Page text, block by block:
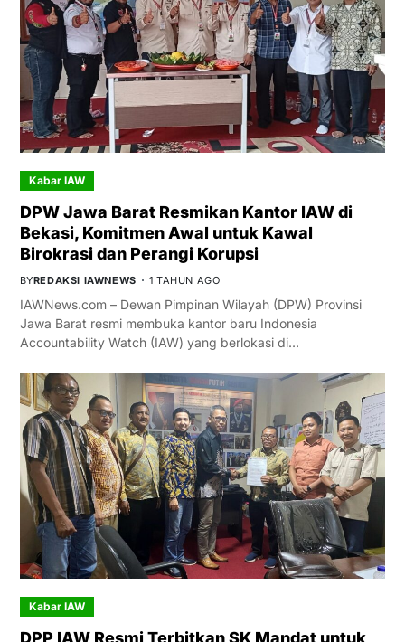
Kabar IAW
DPW Jawa Barat Resmikan Kantor IAW di
Bekasi, Komitmen Awal untuk Kawal
Birokrasi dan Perangi Korupsi
BYREDAKSI IAWNEWS 1 TAHUN AGO
IAWNews.com – Dewan Pimpinan Wilayah (DPW) Provinsi
Jawa Barat resmi membuka kantor baru Indonesia
Accountability Watch (IAW) yang berlokasi di…
Kabar IAW
DPP IAW Resmi Terbitkan SK Mandat untuk